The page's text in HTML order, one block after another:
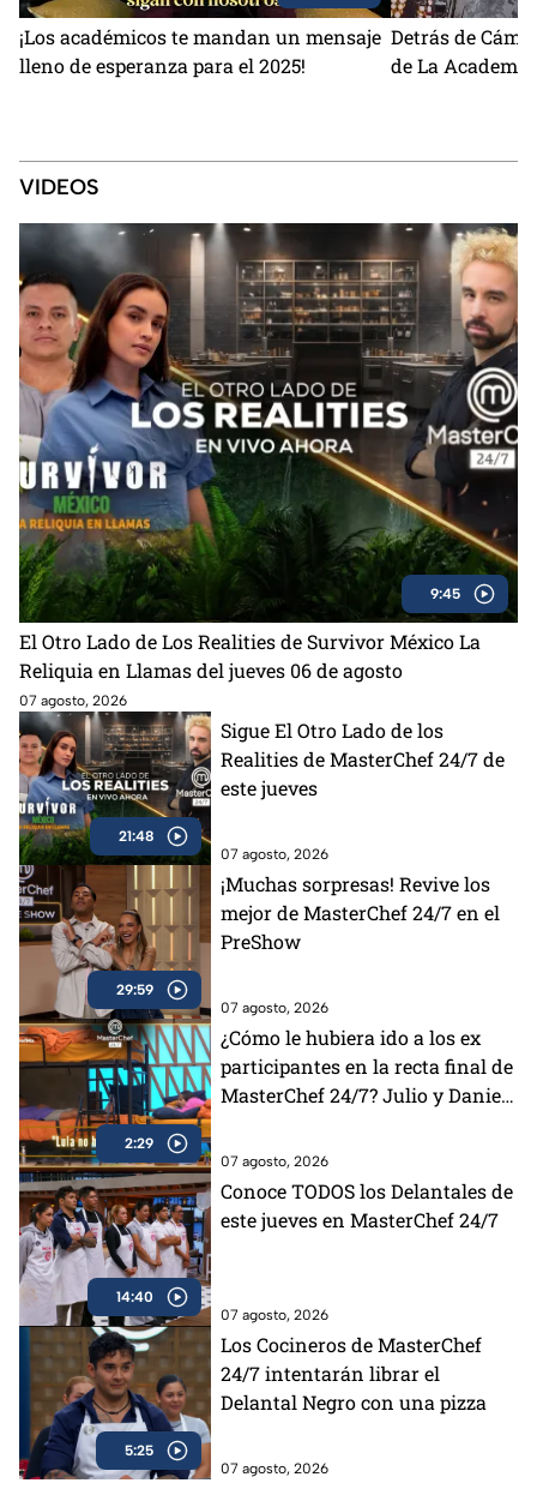
¡Los académicos te mandan un mensaje
lleno de esperanza para el 2025!
Detrás de
de La
VIDEOS
9:45
El Otro Lado de Los Realities de Survivor México La
Reliquia en Llamas del jueves 06 de agosto
07 agosto, 2026
21:48
Sigue El Otro Lado de los
Realities de MasterChef 24/7 de
este jueves
07 agosto, 2026
29:59
¡Muchas sorpresas! Revive los
mejor de MasterChef 24/7 en el
PreShow
07 agosto, 2026
2:29
¿Cómo le hubiera ido a los ex
participantes en la recta final de
MasterChef 24/7? Julio y Daniela
07 agosto, 2026
14:40
Conoce TODOS los Delantales de
este jueves en MasterChef 24/7
07 agosto, 2026
5:25
Los Cocineros de MasterChef
24/7 intentarán librar el
Delantal Negro con una pizza
07 agosto, 2026